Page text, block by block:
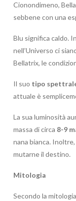
Cionondimeno,
sebbene con una
Blu significa caldo.
nell’Universo ci
Bellatrix, le
Il suo tipo
attuale è
La sua luminosità
massa di circa 8-9
nana bianca.
mutarne il destino.
Mitologia
Secondo la